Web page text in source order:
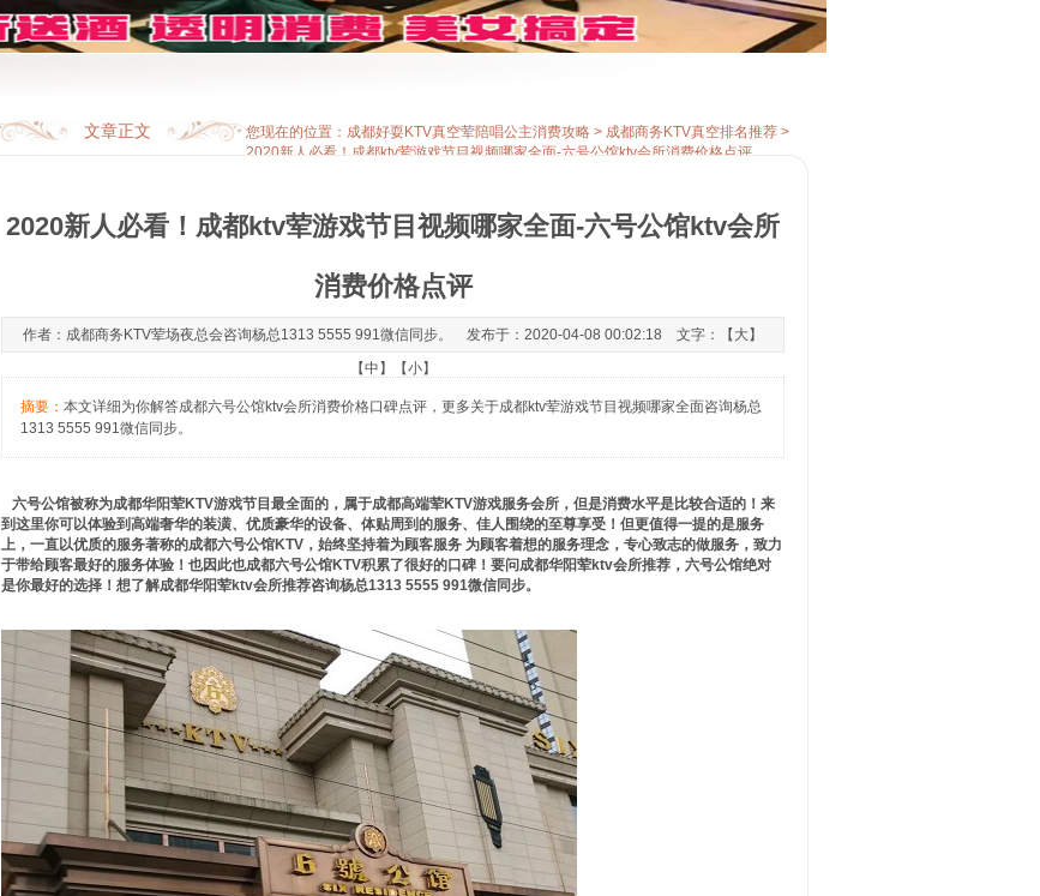
文章正文
2020新人必看！成都ktv荤游戏节目视频哪家全面-六号公馆ktv会所
消费价格点评
作者：成都商务KTV荤场夜总会咨询杨总1313 5555 991微信同步。 发布于：2020-04-08 00:02:18 文字：【 大】
【中 】【小】
摘要： 本文详细为你解答成都六号公馆ktv会所消费价格口碑点评，更多关于成都ktv荤游戏节目视频哪家全面咨询杨总
1313 5555 991微信同步。
六号公馆被称为成都华阳荤KTV游戏节目最全面的，属于成都高端荤KTV游戏服务会所，但是消费水平是比较合适的！来
到这里你可以体验到高端奢华的装潢、优质豪华的设备、体贴周到的服务、佳人围绕的至尊享受！但更值得一提的是服务
上，一直以优质的服务著称的成都六号公馆KTV，始终坚持着为顾客服务 为顾客着想的服务理念，专心致志的做服务，致力
于带给顾客最好的服务体验！也因此也成都六号公馆KTV积累了很好的口碑！要问成都华阳荤ktv会所推荐，六号公馆绝对
是你最好的选择！想了解成都华阳荤ktv会所推荐咨询杨总1313 5555 991微信同步。
您现在的位置： 成都好耍KTV真空荤陪唱公主消费攻略 > 成都商务KTV真空排名推荐 >
2020新人必看！成都ktv荤游戏节目视频哪家全面-六号公馆ktv会所消费价格点评